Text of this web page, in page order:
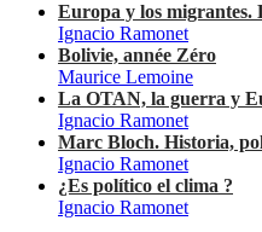
Europa y los migrantes.
Ignacio Ramonet
Bolivie, année Zéro
Maurice Lemoine
La OTAN, la guerra y
Ignacio Ramonet
Marc Bloch. Historia,
Ignacio Ramonet
¿Es político el clima ?
Ignacio Ramonet